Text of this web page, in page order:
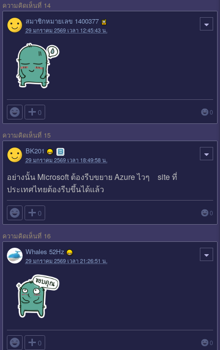
ความคิดเห็นที่ 14
สมาชิกหมายเลข 1400377
29 มกราคม 2569 เวลา 12:45:43 น.
 0 0
ความคิดเห็นที่ 15
BK201
29 มกราคม 2569 เวลา 18:49:58 น.
อย่างนั้น Microsoft ต้องรีบขยาย Azure ไวๆ site ที่
ประเทศไทยต้องรีบขึ้นได้แล้ว
 0 0
ความคิดเห็นที่ 16
Whales 52Hz
29 มกราคม 2569 เวลา 21:26:51 น.
 0 0